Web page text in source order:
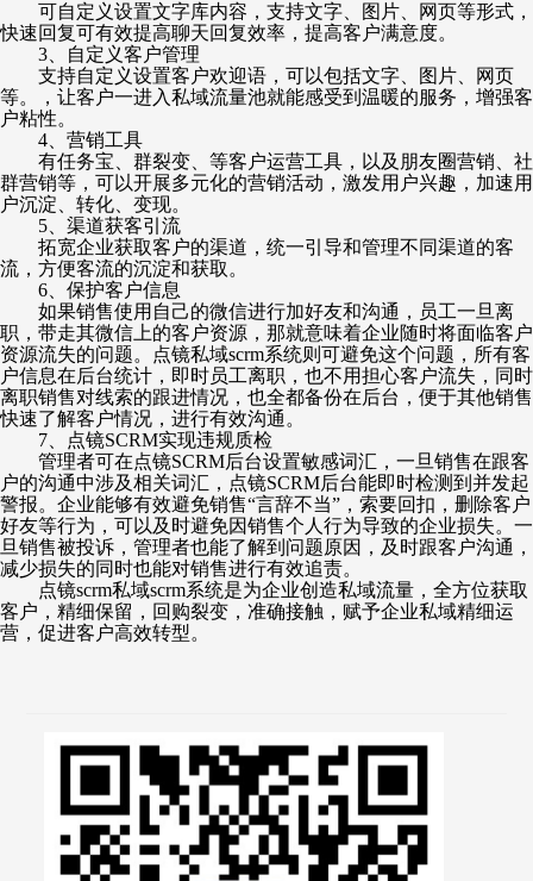
可自定义设置文字库内容，支持文字、图片、网页等形式，
快速回复可有效提高聊天回复效率，提高客户满意度。
3、自定义客户管理
支持自定义设置客户欢迎语，可以包括文字、图片、网页
等。，让客户一进入私域流量池就能感受到温暖的服务，增强客
户粘性。
4、营销工具
有任务宝、群裂变、等客户运营工具，以及朋友圈营销、社
群营销等，可以开展多元化的营销活动，激发用户兴趣，加速用
户沉淀、转化、变现。
5、渠道获客引流
拓宽企业获取客户的渠道，统一引导和管理不同渠道的客
流，方便客流的沉淀和获取。
6、保护客户信息
如果销售使用自己的微信进行加好友和沟通，员工一旦离
职，带走其微信上的客户资源，那就意味着企业随时将面临客户
资源流失的问题。点镜私域scrm系统则可避免这个问题，所有客
户信息在后台统计，即时员工离职，也不用担心客户流失，同时
离职销售对线索的跟进情况，也全都备份在后台，便于其他销售
快速了解客户情况，进行有效沟通。
7、点镜SCRM实现违规质检
管理者可在点镜SCRM后台设置敏感词汇，一旦销售在跟客
户的沟通中涉及相关词汇，点镜SCRM后台能即时检测到并发起
警报。企业能够有效避免销售“言辞不当” ，索要回扣，删除客户
好友等行为，可以及时避免因销售个人行为导致的企业损失。一
旦销售被投诉，管理者也能了解到问题原因，及时跟客户沟通，
减少损失的同时也能对销售进行有效追责。
点镜scrm私域scrm系统是为企业创造私域流量，全方位获取
客户，精细保留，回购裂变，准确接触，赋予企业私域精细运
营，促进客户高效转型。